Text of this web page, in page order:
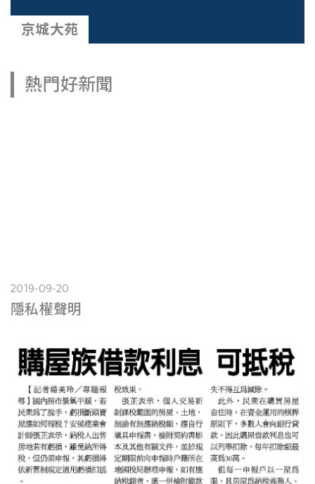
京城大苑
熱門好新聞
2019-09-20
隱私權聲明